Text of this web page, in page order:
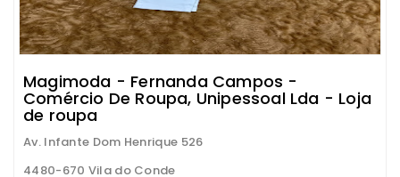
Magimoda - Fernanda Campos -
Comércio De Roupa, Unipessoal Lda - Loja
de roupa
Av. Infante Dom Henrique 526
4480-670 Vila do Conde